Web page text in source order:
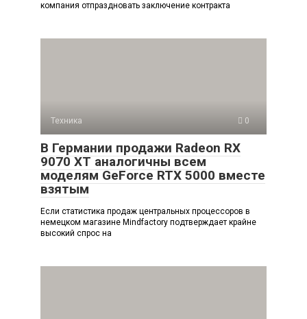
компания отпраздновать заключение контракта
Техника 0
В Германии продажи Radeon RX
9070 XT аналогичны всем
моделям GeForce RTX 5000 вместе
взятым
Если статистика продаж центральных процессоров в
немецком магазине Mindfactory подтверждает крайне
высокий спрос на